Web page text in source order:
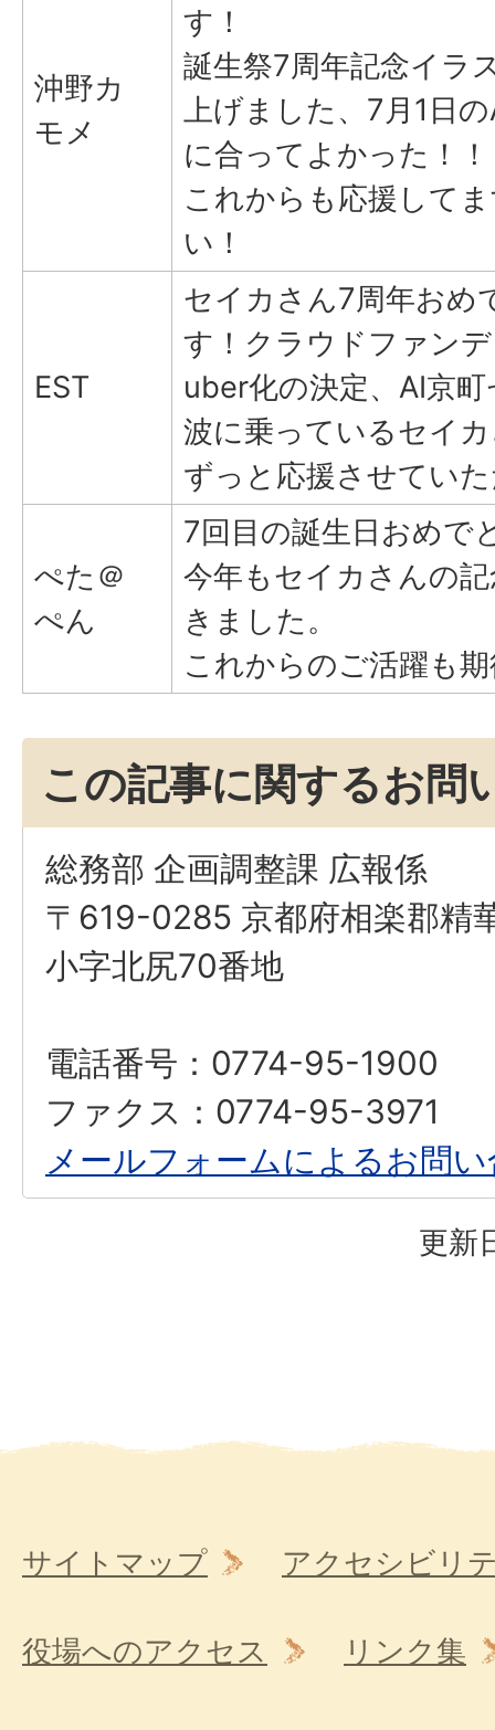
沖野カ
モメ
す！
誕生祭7周年記念イラ
上げました、7月1日
に合ってよかった！
これからも応援して
い！
EST
セイカさん7周年おめ
す！クラウドファン
uber化の決定、AI京
波に乗っているセイ
ずっと応援させてい
ぺた＠
ぺん
7回目の誕生日おめで
今年もセイカさんの
きました。
これからのご活躍も
この記事に関するお問
総務部 企画調整課 広報係
〒619-0285 京都府相楽郡精
小字北尻70番地
電話番号：0774-95-1900
ファクス：0774-95-3971
メールフォームによるお問
更新
サイトマップ アクセシビリ
役場へのアクセス リンク集